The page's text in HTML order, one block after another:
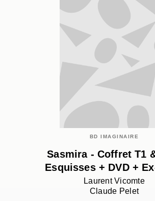
BD IMAGINAIRE
Sasmira - Coffret T1
Esquisses + DVD +
Laurent Vicomte
Claude Pelet